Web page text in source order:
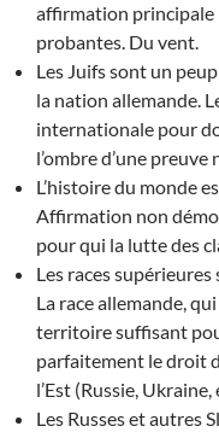
affirmation principale
probantes. Du vent.
Les Juifs sont un
la nation allemande.
internationale pour
l’ombre d’une preuve
L’histoire du monde
Affirmation non
pour qui la lutte des
Les races
La race allemande,
territoire suffisant
parfaitement le droit
l’Est (Russie, Ukraine,
Les Russes et autres